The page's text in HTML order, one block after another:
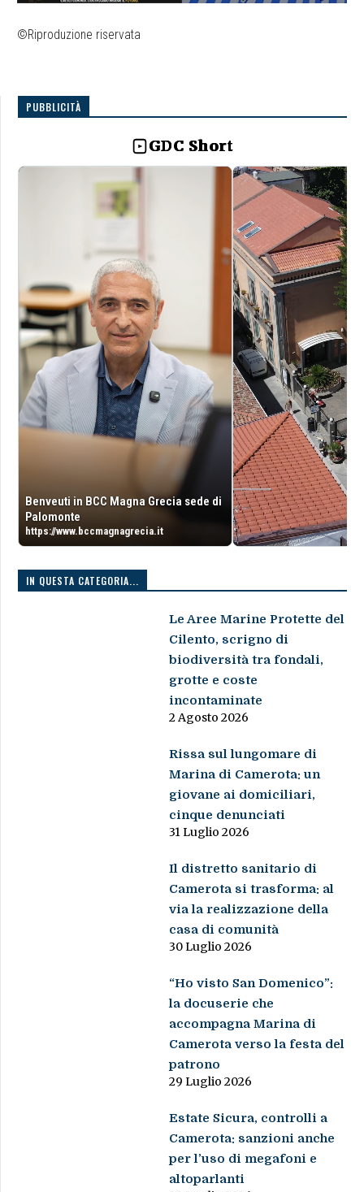
©Riproduzione riservata
PUBBLICITÀ
GDC Short
Benveuti in BCC Magna Grecia sede di
Palomonte
https://www.bccmagnagrecia.it
IN QUESTA CATEGORIA...
Le Aree Marine Protette del
Cilento, scrigno di
biodiversità tra fondali,
grotte e coste
incontaminate
2 Agosto 2026
Rissa sul lungomare di
Marina di Camerota: un
giovane ai domiciliari,
cinque denunciati
31 Luglio 2026
Il distretto sanitario di
Camerota si trasforma: al
via la realizzazione della
casa di comunità
30 Luglio 2026
“Ho visto San Domenico”:
la docuserie che
accompagna Marina di
Camerota verso la festa del
patrono
29 Luglio 2026
Estate Sicura, controlli a
Camerota: sanzioni anche
per l’uso di megafoni e
altoparlanti